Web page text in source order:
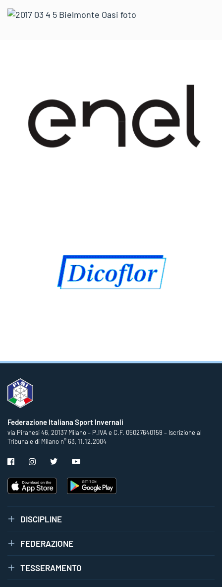
Federazione Italiana Sport Invernali
via Piranesi 46, 20137 Milano – P.IVA e C.F. 05027640159 – Iscrizione al
Tribunale di Milano n° 63, 11.12.2004
DISCIPLINE
FEDERAZIONE
TESSERAMENTO